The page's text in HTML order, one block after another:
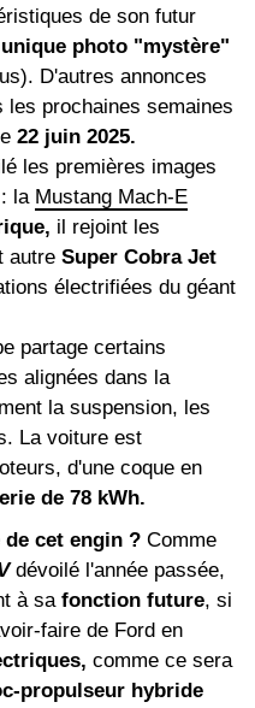
de son futur
unique photo "mystère"
D'autres annonces
les prochaines semaines
22 juin 2025.
les premières images
la Mustang Mach-E
il rejoint les
autre Super Cobra Jet
électrifiées du géant
partage certains
alignées dans la
la suspension, les
La voiture est
d'une coque en
de 78 kWh.
cet engin ? Comme
dévoilé l'année passée,
à sa fonction future, si
faire de Ford en
comme ce sera
propulseur hybride